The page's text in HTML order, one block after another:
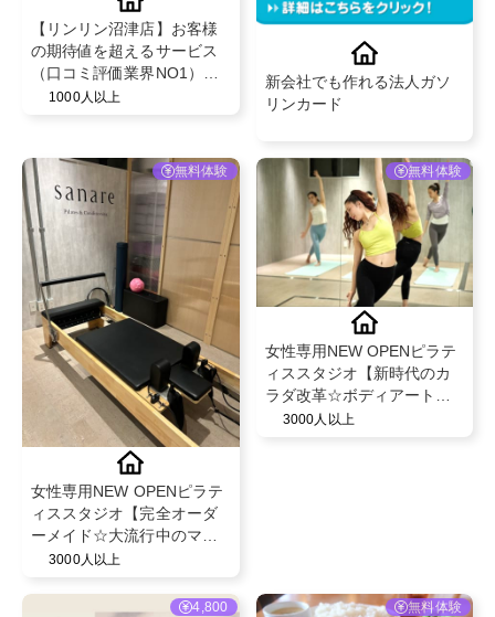
【リンリン沼津店】お客様
の期待値を超えるサービス
（口コミ評価業界NO1）と
既存のお客様からの紹介率
ン！
1000人以上
新会社でも作れる法人ガソ
リンカード
無料体験
女性専用NEW OPENピラテ
ィススタジオ【完全オーダ
ーメイド☆大流行中のマシ
ンピラティス５０分レッス
3000人以上
無料体験
女性専用NEW OPENピラテ
ィススタジオ【新時代のカ
ラダ改革☆ボディアートト
レーニング☆５０分レッス
3000人以上
4,800 無料体験